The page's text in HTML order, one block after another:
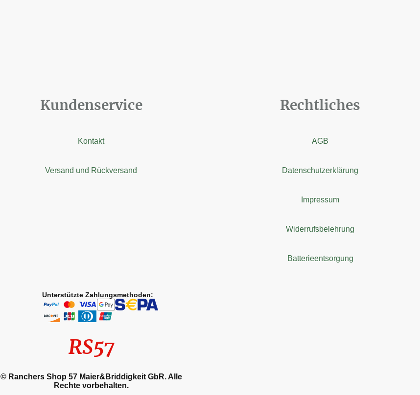
Kundenservice
Kontakt
Versand und Rückversand
Rechtliches
AGB
Datenschutzerklärung
Impressum
Widerrufsbelehrung
Batterieentsorgung
Unterstützte Zahlungsmethoden:
RS57
© Ranchers Shop 57 Maier&Briddigkeit GbR. Alle
Rechte vorbehalten.